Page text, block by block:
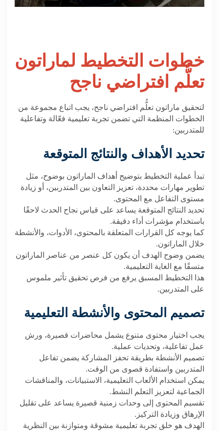
خطوات التخطيط لماراتون
تعلُّم افتراضي ناجح
لتحقيق ماراتون تعلُّم افتراضي ناجح، يجب اتباع مجموعة من
الخطوات المنظمة التي تضمن تجربة تعليمية فعّالة وتفاعلية
للمتدربين:
تحديد الأهداف والنتائج المتوقعة
تبدأ عملية التخطيط بتوضيح أهداف الماراتون بوضوح، مثل
تطوير مهارات محددة، تعزيز التعاون بين المتدربين، أو زيادة
مستوى التفاعل مع المحتوى.
تحديد النتائج المتوقعة يساعد على قياس نجاح الحدث لاحقًا
باستخدام مؤشرات أداء دقيقة.
كما يوجه كل القرارات المتعلقة بالمحتوى، الأدوات، والأنشطة
خلال الماراتون.
يضمن وضوح الهدف أن يكون كل عنصر من عناصر الماراتون
متسقًا مع الغاية التعليمية.
هذا التخطيط المسبق يرفع من فرص تحقيق تأثير ملموس
على المتدربين.
تصميم المحتوى والأنشطة التعليمية
يجب اختيار محتوى متنوع يشمل محاضرات قصيرة، ورش
عمل تفاعلية، وتحديات عملية.
تصميم الأنشطة بطريقة تحفز المشاركة يضمن تفاعل
المتدربين واستفادة قصوى من الوقت.
يمكن استخدام الألعاب التعليمية، الاستبيانات، والمناقشات
الجماعية لتعزيز التعلم النشط.
تقسيم المحتوى إلى وحدات زمنية قصيرة يساعد على تقليل
الإرهاق وزيادة التركيز .
الهدف هو خلق تجربة تعليمية مشوقة ومتوازنة بين النظرية